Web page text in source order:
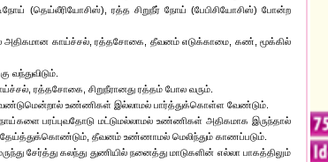
(தெய்லீரியோசிஸ்), ரத்த சிறுநீர் நோய் (பேபிசியோசிஸ்) போன்ற
அதிகமான காய்ச்சல், ரத்தசோகை, தீவனம் எடுக்காமை, கண், மூக்கில்
வந்துவிடும்.
ரத்தசோகை, சிறுநீரானது ரத்தம் போல வரும்.
வேண்டுமென்றால் உண்ணிகள் இல்லாமல் பார்த்துக்கொள்ள வேண்டும்.
பரப்புவதோடு மட்டுமல்லாமல் உண்ணிகள் அதிகமாக இருந்தால்
தீவனம் உண்ணாமல் மெலிந்தும் காணப்படும்.
சேர்த்து கலந்து துணியில் நனைத்து மாடுகளின் எல்லா பாகத்திலும்